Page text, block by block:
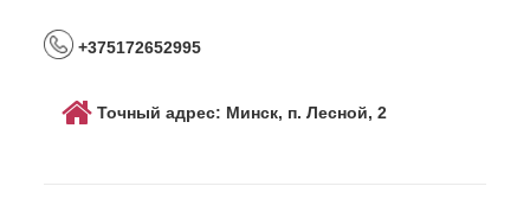
+375172652995
Точный адрес: Минск, п. Лесной, 2